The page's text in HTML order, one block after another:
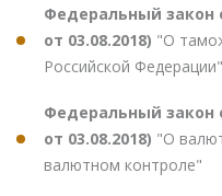
Федеральный закон
от 03.08.2018) "О
Российской Федерации"
Федеральный закон
от 03.08.2018) "О
валютном контроле"